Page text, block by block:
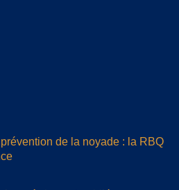
de la noyade : la RBQ